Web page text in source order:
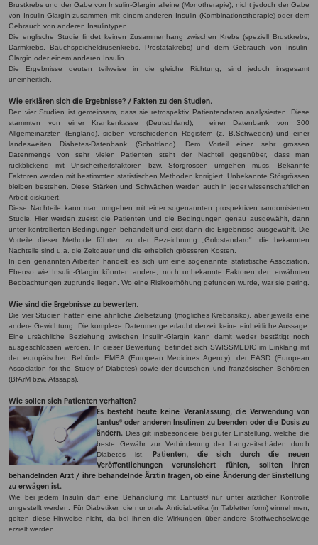
Brustkrebs und der Gabe von Insulin-Glargin alleine (Monotherapie), nicht jedoch der Gabe
von Insulin-Glargin zusammen mit einem anderen Insulin (Kombinationstherapie) oder dem
Gebrauch von anderen Insulintypen.
Die englische Studie findet keinen Zusammenhang zwischen Krebs (speziell Brustkrebs,
Darmkrebs, Bauchspeicheldrüsenkrebs, Prostatakrebs) und dem Gebrauch von Insulin-
Glargin oder einem anderen Insulin.
Die Ergebnisse deuten teilweise in die gleiche Richtung, sind jedoch insgesamt
uneinheitlich.
Wie erklären sich die Ergebnisse? / Fakten zu den Studien.
Den vier Studien ist gemeinsam, dass sie retrospektiv Patientendaten analysierten. Diese
stammten von einer Krankenkasse (Deutschland), einer Datenbank von 300
Allgemeinärzten (England), sieben verschiedenen Registern (z. B.Schweden) und einer
landesweiten Diabetes-Datenbank (Schottland). Dem Vorteil einer sehr grossen
Datenmenge von sehr vielen Patienten steht der Nachteil gegenüber, dass man
rückblickend mit Unsicherheitsfaktoren bzw. Störgrössen umgehen muss. Bekannte
Faktoren werden mit bestimmten statistischen Methoden korrigiert. Unbekannte Störgrössen
bleiben bestehen. Diese Stärken und Schwächen werden auch in jeder wissenschaftlichen
Arbeit diskutiert.
Diese Nachteile kann man umgehen mit einer sogenannten prospektiven randomisierten
Studie. Hier werden zuerst die Patienten und die Bedingungen genau ausgewählt, dann
unter kontrollierten Bedingungen behandelt und erst dann die Ergebnisse ausgewählt. Die
Vorteile dieser Methode führten zu der Bezeichnung „Goldstandard", die bekannten
Nachteile sind u.a. die Zeitdauer und die erheblich grösseren Kosten.
In den genannten Arbeiten handelt es sich um eine sogenannte statistische Assoziation.
Ebenso wie Insulin-Glargin könnten andere, noch unbekannte Faktoren den erwähnten
Beobachtungen zugrunde liegen. Wo eine Risikoerhöhung gefunden wurde, war sie gering.
Wie sind die Ergebnisse zu bewerten.
Die vier Studien hatten eine ähnliche Zielsetzung (mögliches Krebsrisiko), aber jeweils eine
andere Gewichtung. Die komplexe Datenmenge erlaubt derzeit keine einheitliche Aussage.
Eine ursächliche Beziehung zwischen Insulin-Glargin kann damit weder bestätigt noch
ausgeschlossen werden. In dieser Bewertung befindet sich SWISSMEDIC im Einklang mit
der europäischen Behörde EMEA (European Medicines Agency), der EASD (European
Association for the Study of Diabetes) sowie der deutschen und französischen Behörden
(BfArM bzw. Afssaps).
Wie sollen sich Patienten verhalten?
Es besteht heute keine Veranlassung, die Verwendung von
Lantus® oder anderen Insulinen zu beenden oder die Dosis zu
ändern. Dies gilt insbesondere bei guter Einstellung, welche die
beste Gewähr zur Verhinderung der Langzeitschäden durch
Diabetes ist.
Patienten, die sich durch die neuen
Veröffentlichungen verunsichert fühlen, sollten ihren
behandelnden Arzt / ihre behandelnde Ärztin fragen, ob eine Änderung der Einstellung
zu erwägen ist.
Wie bei jedem Insulin darf eine Behandlung mit Lantus® nur unter ärztlicher Kontrolle
umgestellt werden. Für Diabetiker, die nur orale Antidiabetika (in Tablettenform) einnehmen,
gelten diese Hinweise nicht, da bei ihnen die Wirkungen über andere Stoffwechselwege
erzielt werden.